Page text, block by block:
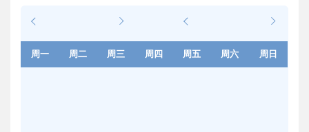
周一 周二 周三 周四 周五 周六 周日